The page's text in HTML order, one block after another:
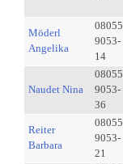
Möderl
Angelika
08055
9053-
14
Naudet Nina
08055
9053-
36
Reiter
Barbara
08055
9053-
21